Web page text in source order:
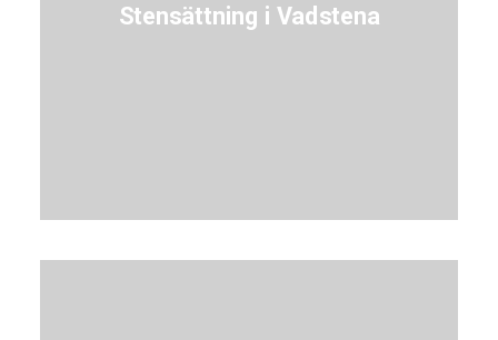
Stensättning i Vadstena